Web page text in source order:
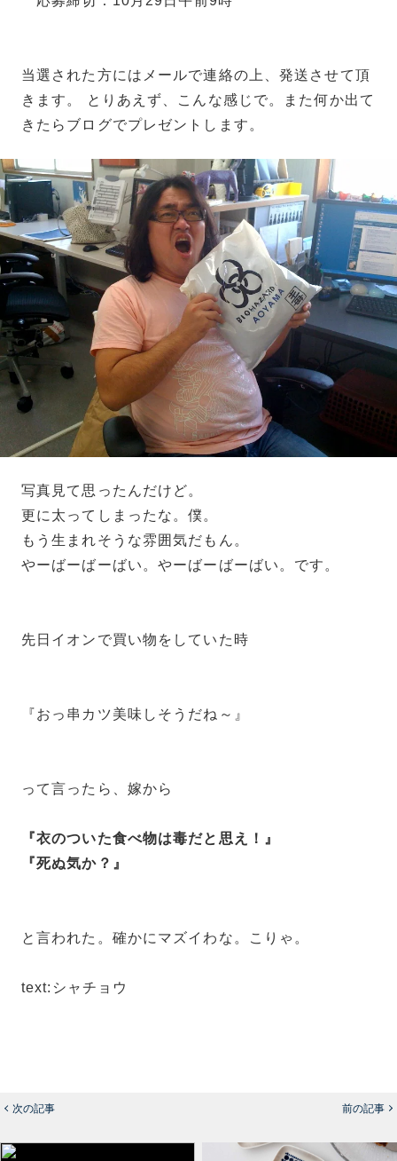
当選された方にはメールで連絡の上、発送させて頂
きます。 とりあえず、こんな感じで。また何か出て
きたらブログでプレゼントします。
写真見て思ったんだけど。
更に太ってしまったな。僕。
もう生まれそうな雰囲気だもん。
やーばーばーばい。やーばーばーばい。です。
先日イオンで買い物をしていた時
『おっ串カツ美味しそうだね～』
って言ったら、嫁から
『衣のついた食べ物は毒だと思え！』
『死ぬ気か？』
と言われた。確かにマズイわな。こりゃ。
text:シャチョウ
次の記事 前の記事